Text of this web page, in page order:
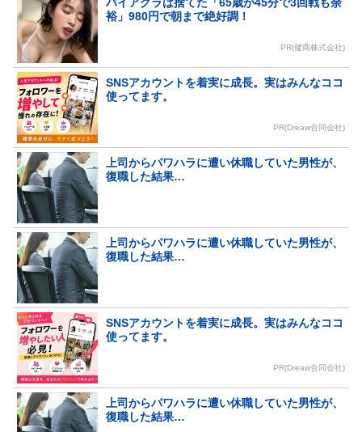
バイアグラは捨てた「65歳が45分で3回戦も余
裕」980円で朝まで絶好調！
PR(健商株式会社)
SNSアカウントを着実に成長。実はみんなココ
使ってます。
PR(Dreaw合同会社)
上司からパワハラに遭い休職していた男性が、
復職した結果…
上司からパワハラに遭い休職していた男性が、
復職した結果…
SNSアカウントを着実に成長。実はみんなココ
使ってます。
PR(Dreaw合同会社)
上司からパワハラに遭い休職していた男性が、
復職した結果…